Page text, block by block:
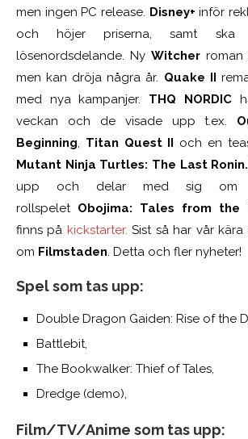
men ingen PC release. Disney+ inför
och höjer priserna, samt
lösenordsdelande. Ny Witcher roman
men kan dröja några år. Quake II
med nya kampanjer. THQ NORDIC
veckan och de visade upp t.ex.
Beginning, Titan Quest II och en
Mutant Ninja Turtles: The Last Ronin.
upp och delar med sig om
rollspelet Obojima: Tales from the
finns på kickstarter. Sist så har vår
om Filmstaden. Detta och fler nyheter!
Spel som tas upp:
Double Dragon Gaiden: Rise of the
Battlebit,
The Bookwalker: Thief of Tales,
Dredge (demo),
Film/TV/Anime som tas upp: